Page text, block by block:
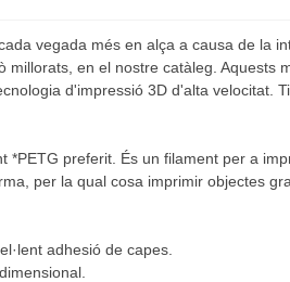
vegada més en alça a causa de la
millorats, en el nostre catàleg.
d'impressió 3D d'alta velocitat.
*PETG preferit. És un filament per a
per la qual cosa imprimir objectes
adhesió de capes.